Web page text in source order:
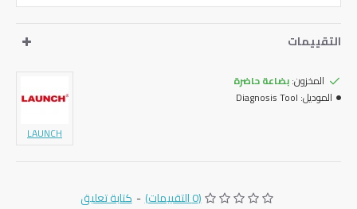
التقييمات
المخزون:بضاعة حاضرة
الموديل: Diagnosis Tool
LAUNCH
(0 التقييمات) - كتابة تعليق